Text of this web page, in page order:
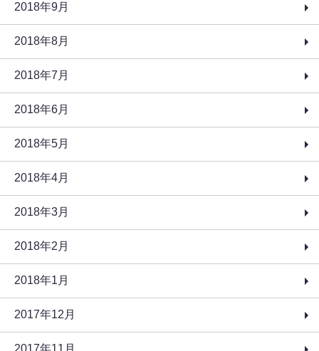
2018年9月
2018年8月
2018年7月
2018年6月
2018年5月
2018年4月
2018年3月
2018年2月
2018年1月
2017年12月
2017年11月